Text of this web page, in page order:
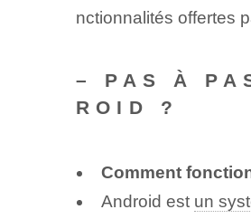
nctionnalités offertes
– PAS À
ROID ?
Comment
Android est un